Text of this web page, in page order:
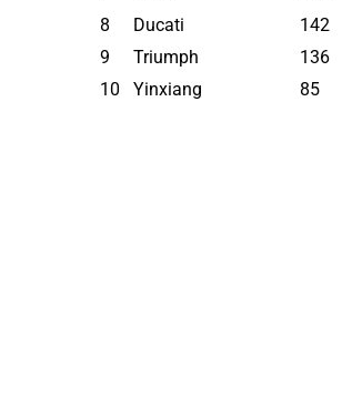
8
Ducati 142
9
Triumph 136
10
Yinxiang 85